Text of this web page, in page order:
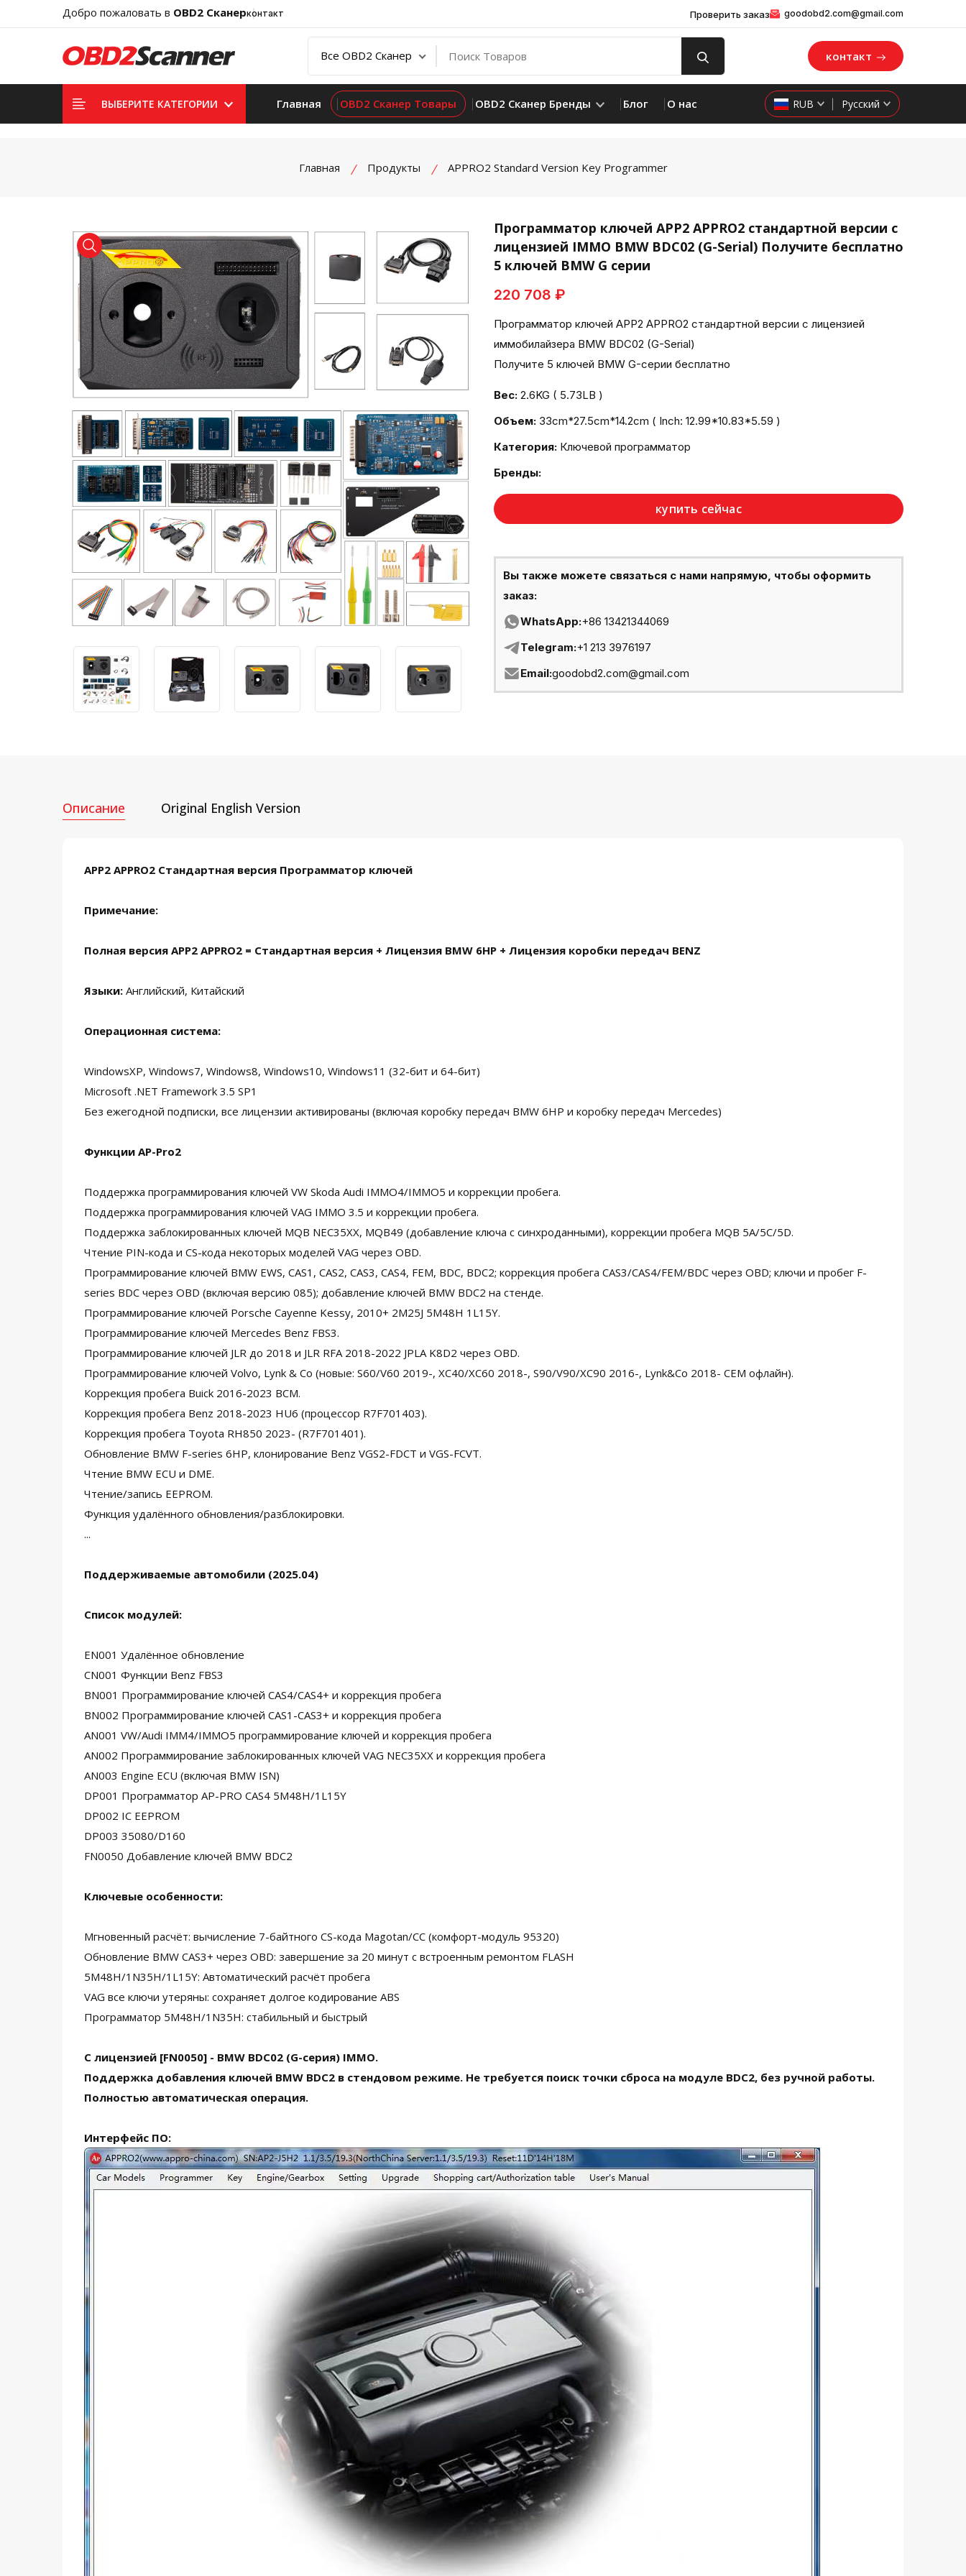
Добро пожаловать в OBD2 Сканерконтакт Проверить заказ goodobd2.com@gmail.com
контакт
ВЫБЕРИТЕ КАТЕГОРИИ Главная OBD2 Сканер Товары OBD2 Сканер Бренды Блог О нас RUB Русский
Главная Продукты APPRO2 Standard Version Key Programmer
product view product view
Программатор ключей APP2 APPRO2 стандартной версии с
лицензией IMMO BMW BDC02 (G-Serial) Получите бесплатно
5 ключей BMW G серии
220 708 ₽
Программатор ключей APP2 APPRO2 стандартной версии с лицензией
иммобилайзера BMW BDC02 (G-Serial)
Получите 5 ключей BMW G-серии бесплатно
Вес: 2.6KG ( 5.73LB )
Объем: 33cm*27.5cm*14.2cm ( Inch: 12.99*10.83*5.59 )
Категория: Ключевой программатор
Бренды:
купить сейчас
Вы также можете связаться с нами напрямую, чтобы оформить
заказ:
WhatsApp:+86 13421344069
Telegram:+1 213 3976197
Email:goodobd2.com@gmail.com
Описание Original English Version
APP2 APPRO2 Стандартная версия Программатор ключей
Примечание:
Полная версия APP2 APPRO2 = Стандартная версия + Лицензия BMW 6HP + Лицензия коробки передач BENZ
Языки: Английский, Китайский
Операционная система:
WindowsXP, Windows7, Windows8, Windows10, Windows11 (32-бит и 64-бит)
Microsoft .NET Framework 3.5 SP1
Без ежегодной подписки, все лицензии активированы (включая коробку передач BMW 6HP и коробку передач Mercedes)
Функции AP-Pro2
Поддержка программирования ключей VW Skoda Audi IMMO4/IMMO5 и коррекции пробега.
Поддержка программирования ключей VAG IMMO 3.5 и коррекции пробега.
Поддержка заблокированных ключей MQB NEC35XX, MQB49 (добавление ключа с синхроданными), коррекции пробега MQB 5A/5C/5D.
Чтение PIN-кода и CS-кода некоторых моделей VAG через OBD.
Программирование ключей BMW EWS, CAS1, CAS2, CAS3, CAS4, FEM, BDC, BDC2; коррекция пробега CAS3/CAS4/FEM/BDC через OBD; ключи и пробег F-
series BDC через OBD (включая версию 085); добавление ключей BMW BDC2 на стенде.
Программирование ключей Porsche Cayenne Kessy, 2010+ 2M25J 5M48H 1L15Y.
Программирование ключей Mercedes Benz FBS3.
Программирование ключей JLR до 2018 и JLR RFA 2018-2022 JPLA K8D2 через OBD.
Программирование ключей Volvo, Lynk & Co (новые: S60/V60 2019-, XC40/XC60 2018-, S90/V90/XC90 2016-, Lynk&Co 2018- CEM офлайн).
Коррекция пробега Buick 2016-2023 BCM.
Коррекция пробега Benz 2018-2023 HU6 (процессор R7F701403).
Коррекция пробега Toyota RH850 2023- (R7F701401).
Обновление BMW F-series 6HP, клонирование Benz VGS2-FDCT и VGS-FCVT.
Чтение BMW ECU и DME.
Чтение/запись EEPROM.
Функция удалённого обновления/разблокировки.
...
Поддерживаемые автомобили (2025.04)
Список модулей:
EN001 Удалённое обновление
CN001 Функции Benz FBS3
BN001 Программирование ключей CAS4/CAS4+ и коррекция пробега
BN002 Программирование ключей CAS1-CAS3+ и коррекция пробега
AN001 VW/Audi IMM4/IMMO5 программирование ключей и коррекция пробега
AN002 Программирование заблокированных ключей VAG NEC35XX и коррекция пробега
AN003 Engine ECU (включая BMW ISN)
DP001 Программатор AP-PRO CAS4 5M48H/1L15Y
DP002 IC EEPROM
DP003 35080/D160
FN0050 Добавление ключей BMW BDC2
Ключевые особенности:
Мгновенный расчёт: вычисление 7-байтного CS-кода Magotan/CC (комфорт-модуль 95320)
Обновление BMW CAS3+ через OBD: завершение за 20 минут с встроенным ремонтом FLASH
5M48H/1N35H/1L15Y: Автоматический расчёт пробега
VAG все ключи утеряны: сохраняет долгое кодирование ABS
Программатор 5M48H/1N35H: стабильный и быстрый
С лицензией [FN0050] - BMW BDC02 (G-серия) IMMO.
Поддержка добавления ключей BMW BDC2 в стендовом режиме. Не требуется поиск точки сброса на модуле BDC2, без ручной работы.
Полностью автоматическая операция.
Интерфейс ПО: